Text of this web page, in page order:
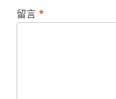
留言 *